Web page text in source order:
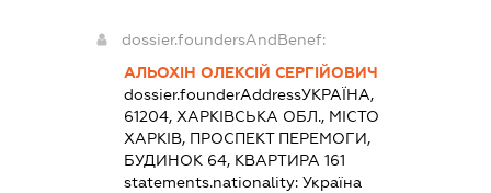
dossier.foundersAndBenef:
АЛЬОХІН ОЛЕКСІЙ СЕРГІЙОВИЧ
dossier.founderAddressУКРАЇНА,
61204, ХАРКІВСЬКА ОБЛ., МІСТО
ХАРКІВ, ПРОСПЕКТ ПЕРЕМОГИ,
БУДИНОК 64, КВАРТИРА 161
statements.nationality: Україна